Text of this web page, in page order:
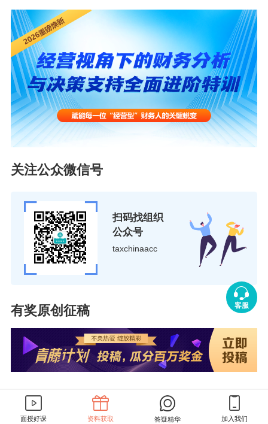
税额
·外购商铺用于出租，是否在没有出租前就作为投资性房地
产核算
出差安装销售的设备，发生的劳务费、租赁费是否计入差
旅费
·收到政府的腾退补贴，是否需要交增值税
成为会员可享受以下服务
资料
4.会员期刊
5.定制内训
6.财税新政直播解读 7.网络
更多会员内容，请查看>>
分享：
关注公众微信号
扫码找组织
公众号
taxchinaacc
有奖原创征稿
面授好课 资料获取 答疑精华 加入我们
客服